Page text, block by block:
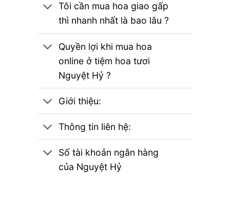
Tôi cần mua hoa giao gấp
thì nhanh nhất là bao lâu ?
Quyền lợi khi mua hoa
online ở tiệm hoa tươi
Nguyệt Hỷ ?
Giới thiệu:
Thông tin liên hệ:
Số tài khoản ngân hàng
của Nguyệt Hỷ